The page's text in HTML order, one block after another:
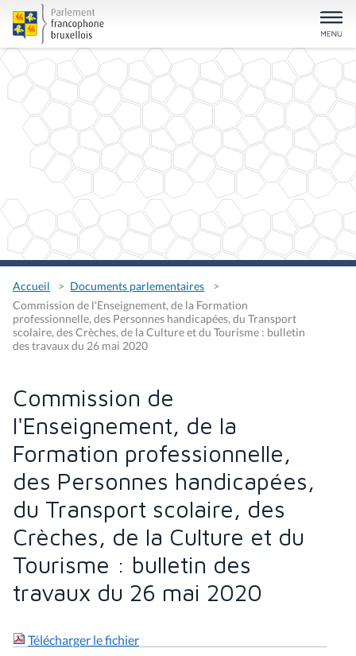
Accueil
Documents parlementaires
Commission de l'Enseignement, de la Formation
professionnelle, des Personnes handicapées, du Transport
scolaire, des Crèches, de la Culture et du Tourisme : bulletin
des travaux du 26 mai 2020
Commission de
l'Enseignement, de la
Formation professionnelle,
des Personnes handicapées,
du Transport scolaire, des
Crèches, de la Culture et du
Tourisme : bulletin des
travaux du 26 mai 2020
Télécharger le fichier